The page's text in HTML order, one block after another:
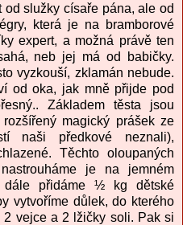
od služky císaře pána, ale od
která je na bramborové
expert, a možná právě ten
neb jej má od babičky.
vyzkouší, zklamán nebude.
od oka, jak mně přijde pod
Základem těsta jsou
rozšířený magický prášek ze
naši předkové neznali),
Těchto oloupaných
je na jemném
dále přidáme ½ kg dětské
vytvoříme důlek, do kterého
2 vejce a 2 lžičky soli. Pak si